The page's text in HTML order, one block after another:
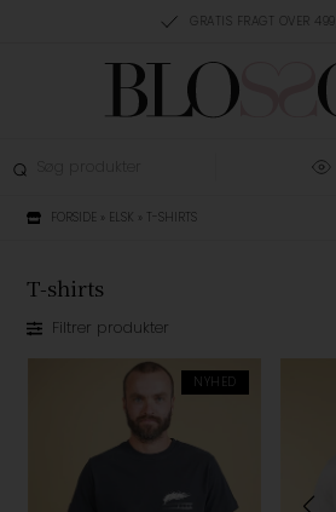
GRATIS FRAGT OVER 499,-
FORSIDE » ELSK » T-SHIRTS
T-shirts
Filtrer produkter
NYHED